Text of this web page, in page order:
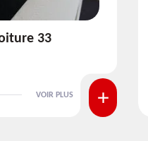
toiture 33
VOIR PLUS